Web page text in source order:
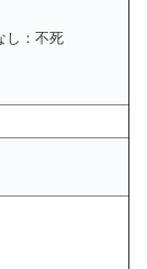
し：不死